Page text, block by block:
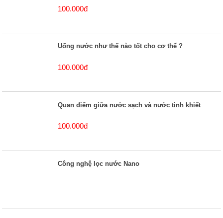
100.000đ
Uống nước như thế nào tốt cho cơ thể ?
100.000đ
Quan điểm giữa nước sạch và nước tinh khiết
100.000đ
Công nghệ lọc nước Nano